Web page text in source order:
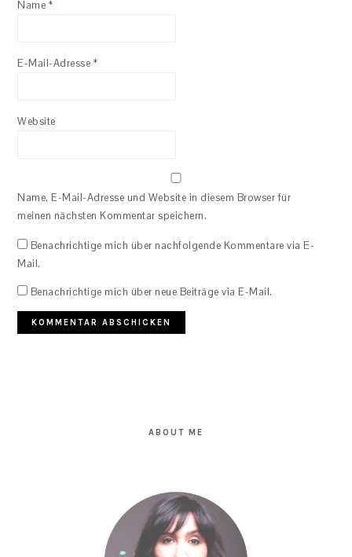
Name *
E-Mail-Adresse *
Website
Name, E-Mail-Adresse und Website in diesem Browser für
meinen nächsten Kommentar speichern.
Benachrichtige mich über nachfolgende Kommentare via E-
Mail.
Benachrichtige mich über neue Beiträge via E-Mail.
ABOUT ME